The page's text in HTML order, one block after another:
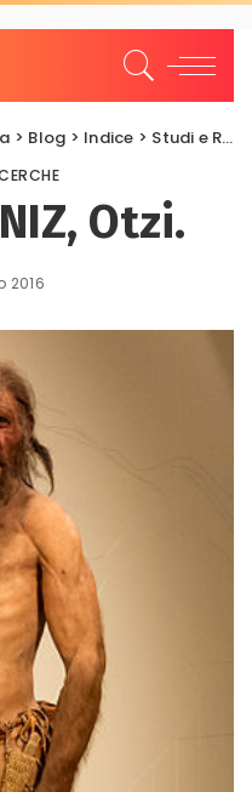
> Blog > Indice > Studi e Ricerche
Otzi.
2016